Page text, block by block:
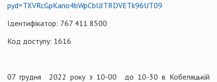
pуd=TXVRcGрKano4bWpCbUJTRDVETk96UT09
Ідентифікатор: 767 411 8500
Код доступу: 1616
07 грудня 2022 року з 10-00 до 10-30 в Кобеляцькій